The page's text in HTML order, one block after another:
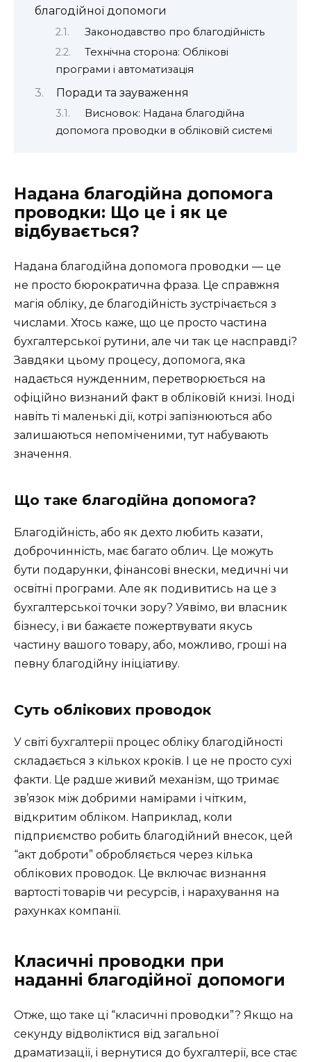
благодійної допомоги
Законодавство про благодійність
Технічна сторона: Облікові
програми і автоматизація
Поради та зауваження
Висновок: Надана благодійна
допомога проводки в обліковій системі
Надана благодійна допомога
проводки: Що це і як це
відбувається?
Надана благодійна допомога проводки — це
не просто бюрократична фраза. Це справжня
магія обліку, де благодійність зустрічається з
числами. Хтось каже, що це просто частина
бухгалтерської рутини, але чи так це насправді?
Завдяки цьому процесу, допомога, яка
надається нужденним, перетворюється на
офіційно визнаний факт в обліковій книзі. Іноді
навіть ті маленькі дії, котрі запізнюються або
залишаються непоміченими, тут набувають
значення.
Що таке благодійна допомога?
Благодійність, або як дехто любить казати,
доброчинність, має багато облич. Це можуть
бути подарунки, фінансові внески, медичні чи
освітні програми. Але як подивитись на це з
бухгалтерської точки зору? Уявімо, ви власник
бізнесу, і ви бажаєте пожертвувати якусь
частину вашого товару, або, можливо, гроші на
певну благодійну ініціативу.
Суть облікових проводок
У світі бухгалтерії процес обліку благодійності
складається з кількох кроків. І це не просто сухі
факти. Це радше живий механізм, що тримає
зв’язок між добрими намірами і чітким,
відкритим обліком. Наприклад, коли
підприємство робить благодійний внесок, цей
“акт доброти” обробляється через кілька
облікових проводок. Це включає визнання
вартості товарів чи ресурсів, і нарахування на
рахунках компанії.
Класичні проводки при
наданні благодійної допомоги
Отже, що таке ці “класичні проводки”? Якщо на
секунду відволіктися від загальної
драматизації, і вернутися до бухгалтерії, все стає